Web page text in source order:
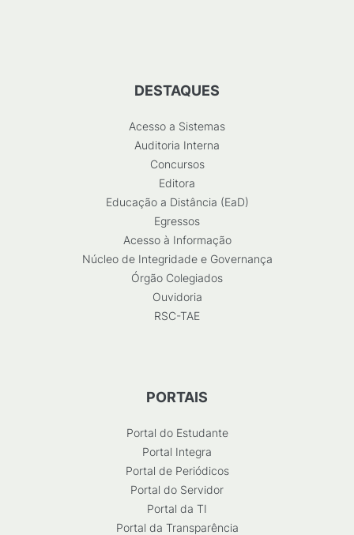
DESTAQUES
Acesso a Sistemas
Auditoria Interna
Concursos
Editora
Educação a Distância (EaD)
Egressos
Acesso à Informação
Núcleo de Integridade e Governança
Órgão Colegiados
Ouvidoria
RSC-TAE
PORTAIS
Portal do Estudante
Portal Integra
Portal de Periódicos
Portal do Servidor
Portal da TI
Portal da Transparência